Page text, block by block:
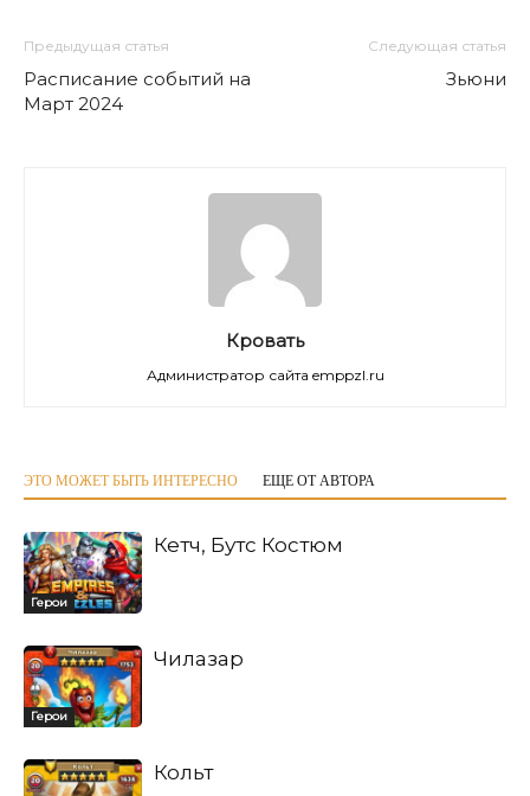
Предыдущая статья
Расписание событий на
Март 2024
Следующая статья
Зьюни
Кровать
Администратор сайта emppzl.ru
ЭТО МОЖЕТ БЫТЬ ИНТЕРЕСНО ЕЩЕ ОТ АВТОРА
Герои
Кетч, Бутс Костюм
Герои
Чилазар
Кольт